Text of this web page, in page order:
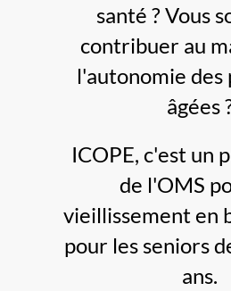
santé ? Vous
contribuer au
l'autonomie des
âgées
ICOPE, c'est un
de l'OMS
vieillissement en
pour les seniors
ans.